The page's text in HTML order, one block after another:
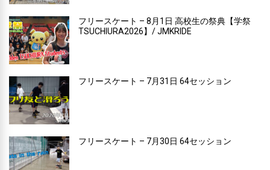
フリースケート – 8月1日 高校生の祭典【学祭
TSUCHIURA2026】/ JMKRIDE
フリースケート – 7月31日 64セッション
フリースケート – 7月30日 64セッション